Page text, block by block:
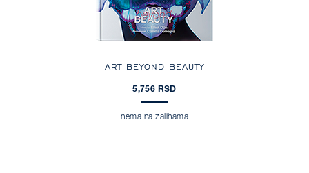
ART BEYOND BEAUTY
5,756 RSD
nema na zalihama